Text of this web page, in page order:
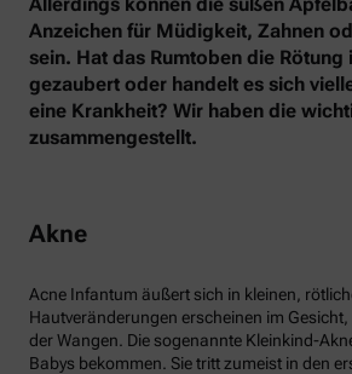
Anzeichen für Müdigkeit, Zahnen
sein. Hat das Rumtoben die Rötung
gezaubert oder handelt es sich
eine Krankheit? Wir haben die
zusammengestellt.
Akne
Acne Infantum äußert sich in kleinen,
Hautveränderungen erscheinen im
der Wangen. Die sogenannte Kleinkind-
Babys bekommen. Sie tritt zumeist in den